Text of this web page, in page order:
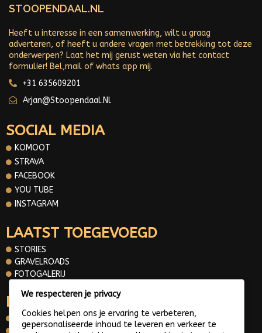
STOOPENDAAL.NL
Heeft u interesse in een samenwerking, wilt u graag
adverteren, of heeft u andere vragen met betrekking tot deze
onderwerpen? Laat het mij gerust weten via het contact
formulier! Bel,mail of whats app mij.
+31 635609201
Arjan@stoopendaal.nl
SOCIAL MEDIA
KOMOOT
STRAVA
FACEBOOK
YOU TUBE
INSTAGRAM
LAATST TOEGEVOEGD
STORIES
GRAVELROADS
FOTOGALERIJ
INFORMATIE
OVER MIJ
CONTACT
We respecteren je privacy
Cookies helpen ons je ervaring te verbeteren,
gepersonaliseerde inhoud te leveren en verkeer te